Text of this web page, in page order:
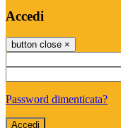
Accedi
button close ×
Password dimenticata?